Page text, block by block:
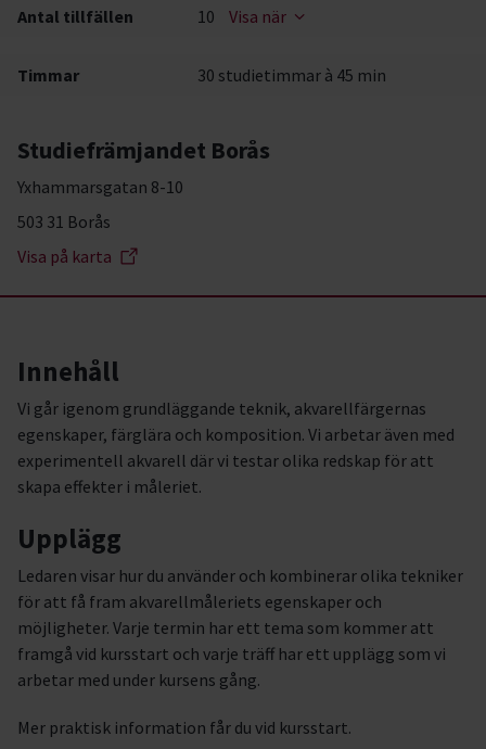
Antal tillfällen 10 Visa när
Timmar 30 studietimmar à 45 min
Studiefrämjandet Borås
Yxhammarsgatan 8-10
503 31 Borås
Visa på karta
Innehåll
Vi går igenom grundläggande teknik, akvarellfärgernas
egenskaper, färglära och komposition. Vi arbetar även med
experimentell akvarell där vi testar olika redskap för att
skapa effekter i måleriet.
Upplägg
Ledaren visar hur du använder och kombinerar olika tekniker
för att få fram akvarellmåleriets egenskaper och
möjligheter. Varje termin har ett tema som kommer att
framgå vid kursstart och varje träff har ett upplägg som vi
arbetar med under kursens gång.
Mer praktisk information får du vid kursstart.